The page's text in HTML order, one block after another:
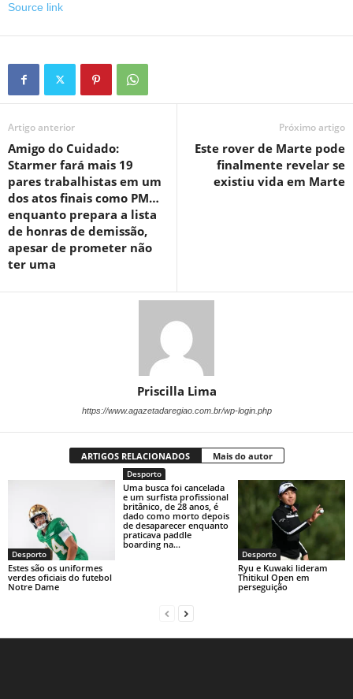
Source link
Artigo anterior
Amigo do Cuidado:
Starmer fará mais 19
pares trabalhistas em um
dos atos finais como PM…
enquanto prepara a lista
de honras de demissão,
apesar de prometer não
ter uma
Próximo artigo
Este rover de Marte pode
finalmente revelar se
existiu vida em Marte
Priscilla Lima
https://www.agazetadaregiao.com.br/wp-login.php
ARTIGOS RELACIONADOS Mais do autor
Desporto
Estes são os uniformes
verdes oficiais do futebol
Notre Dame
Desporto
Uma busca foi cancelada
e um surfista profissional
britânico, de 28 anos, é
dado como morto depois
de desaparecer enquanto
praticava paddle
boarding na...
Desporto
Ryu e Kuwaki lideram
Thitikul Open em
perseguição